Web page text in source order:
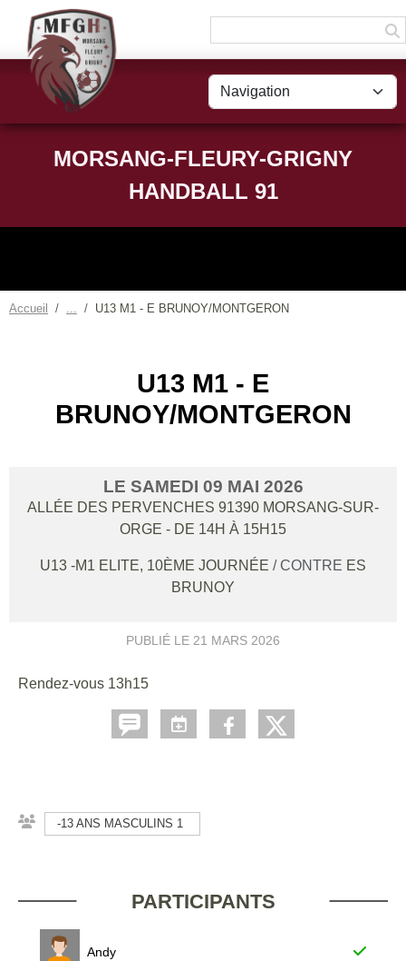
MORSANG-FLEURY-GRIGNY
HANDBALL 91
Accueil U13 M1 - E BRUNOY/MONTGERON
U13 M1 - E
BRUNOY/MONTGERON
LE SAMEDI 09 MAI 2026
ALLÉE DES PERVENCHES 91390 MORSANG-SUR-
ORGE - DE 14H À 15H15
U13 -M1 ELITE, 10ÈME JOURNÉE / CONTRE ES
BRUNOY
PUBLIÉ LE 21 MARS 2026
Rendez-vous 13h15
-13 ANS MASCULINS 1
PARTICIPANTS
Andy
Panneau de gestion des cookies